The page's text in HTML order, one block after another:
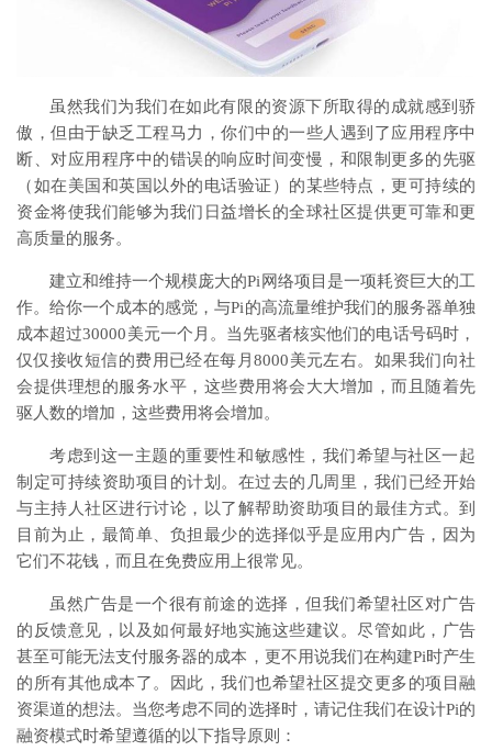
虽然我们为我们在如此有限的资源下所取得的成就感到骄
傲，但由于缺乏工程马力，你们中的一些人遇到了应用程序中
断、对应用程序中的错误的响应时间变慢，和限制更多的先驱
（如在美国和英国以外的电话验证）的某些特点，更可持续的
资金将使我们能够为我们日益增长的全球社区提供更可靠和更
高质量的服务。
建立和维持一个规模庞大的Pi网络项目是一项耗资巨大的工
作。给你一个成本的感觉，与Pi的高流量维护我们的服务器单独
成本超过30000美元一个月。当先驱者核实他们的电话号码时，
仅仅接收短信的费用已经在每月8000美元左右。如果我们向社
会提供理想的服务水平，这些费用将会大大增加，而且随着先
驱人数的增加，这些费用将会增加。
考虑到这一主题的重要性和敏感性，我们希望与社区一起
制定可持续资助项目的计划。在过去的几周里，我们已经开始
与主持人社区进行讨论，以了解帮助资助项目的最佳方式。到
目前为止，最简单、负担最少的选择似乎是应用内广告，因为
它们不花钱，而且在免费应用上很常见。
虽然广告是一个很有前途的选择，但我们希望社区对广告
的反馈意见，以及如何最好地实施这些建议。尽管如此，广告
甚至可能无法支付服务器的成本，更不用说我们在构建Pi时产生
的所有其他成本了。因此，我们也希望社区提交更多的项目融
资渠道的想法。当您考虑不同的选择时，请记住我们在设计Pi的
融资模式时希望遵循的以下指导原则：